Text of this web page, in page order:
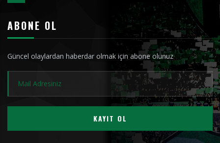
ABONE OL
Güncel olaylardan haberdar olmak için abone olunuz
KAYIT OL